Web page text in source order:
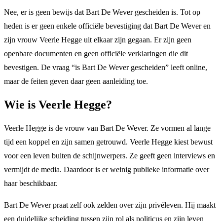
Nee, er is geen bewijs dat Bart De Wever gescheiden is. Tot op
heden is er geen enkele officiële bevestiging dat Bart De Wever en
zijn vrouw Veerle Hegge uit elkaar zijn gegaan. Er zijn geen
openbare documenten en geen officiële verklaringen die dit
bevestigen. De vraag “is Bart De Wever gescheiden” leeft online,
maar de feiten geven daar geen aanleiding toe.
Wie is Veerle Hegge?
Veerle Hegge is de vrouw van Bart De Wever. Ze vormen al lange
tijd een koppel en zijn samen getrouwd. Veerle Hegge kiest bewust
voor een leven buiten de schijnwerpers. Ze geeft geen interviews en
vermijdt de media. Daardoor is er weinig publieke informatie over
haar beschikbaar.
Bart De Wever praat zelf ook zelden over zijn privéleven. Hij maakt
een duidelijke scheiding tussen zijn rol als politicus en zijn leven